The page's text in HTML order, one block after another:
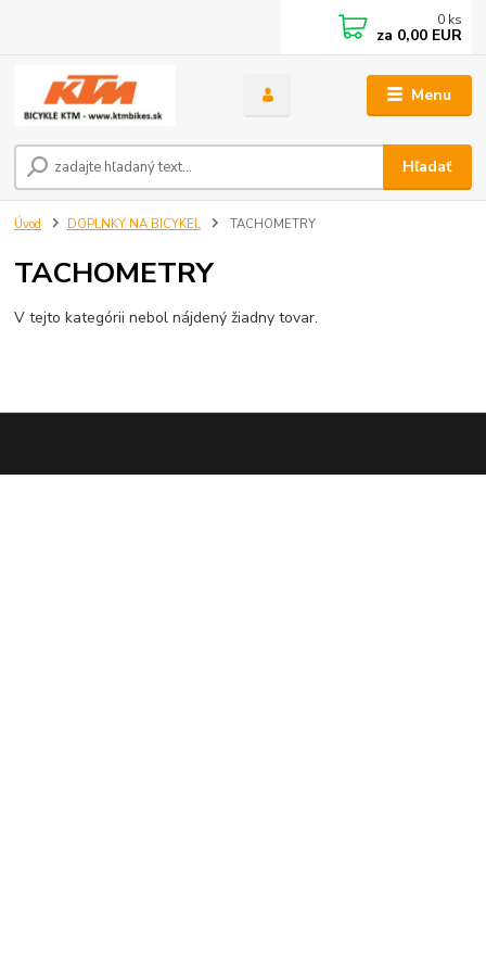
Menu
Hľadať
0 ks
za 0,00 EUR
Úvod DOPLNKY NA BICYKEL TACHOMETRY
TACHOMETRY
V tejto kategórii nebol nájdený žiadny tovar.